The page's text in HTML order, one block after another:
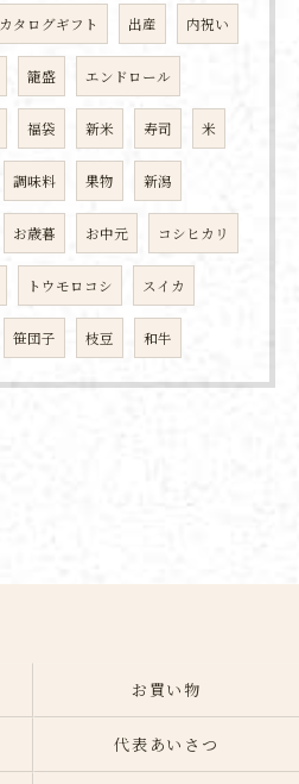
カタログギフト 出産 内祝い
籠盛 エンドロール
福袋 新米 寿司 米
調味料 果物 新潟
お歳暮 お中元 コシヒカリ
トウモロコシ スイカ
笹団子 枝豆 和牛
お買い物
代表あいさつ